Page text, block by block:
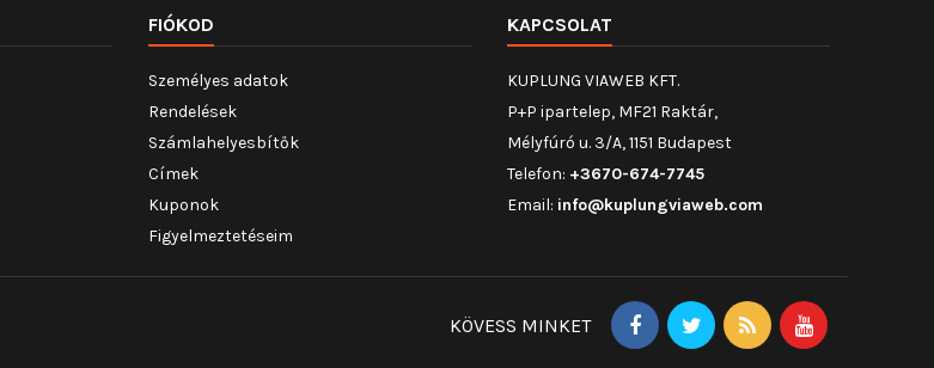
FIÓKOD
Személyes adatok
Rendelések
Számlahelyesbítők
Címek
Kuponok
Figyelmeztetéseim
KAPCSOLAT
KUPLUNG VIAWEB KFT.
P+P ipartelep, MF21 Raktár,
Mélyfúró u. 3/A, 1151 Budapest
Telefon: +3670-674-7745
Email: info@kuplungviaweb.com
KÖVESS MINKET